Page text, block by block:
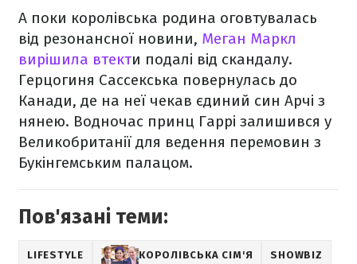
А поки королівська родина оговтувалась
від резонансної новини, Меган Маркл
вирішила втекти подалі від скандалу.
Герцогиня Сассекська повернулась до
Канади, де на неї чекав єдиний син Арчі з
нянею. Водночас принц Гаррі залишився у
Великобританії для ведення перемовин з
Букінгемським палацом.
Пов'язані теми:
LIFESTYLE КОРОЛІВСЬКА СІМ'Я SHOWBIZ